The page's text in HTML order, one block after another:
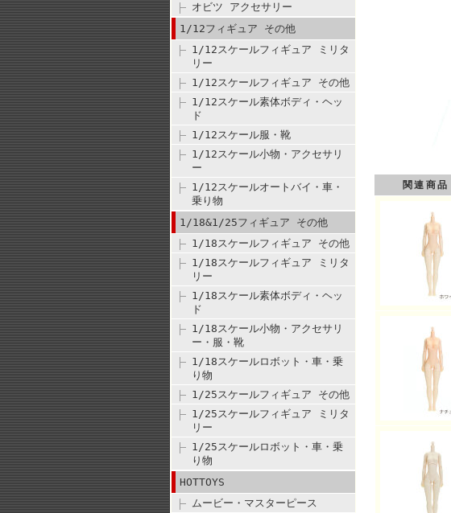
オビツ アクセサリー
1/12フィギュア その他
1/12スケールフィギュア ミリタ
リー
1/12スケールフィギュア その他
1/12スケール素体ボディ・ヘッ
ド
1/12スケール服・靴
1/12スケール小物・アクセサリ
ー
1/12スケールオートバイ・車・
乗り物
1/18&1/25フィギュア その他
1/18スケールフィギュア その他
1/18スケールフィギュア ミリタ
リー
1/18スケール素体ボディ・ヘッ
ド
1/18スケール小物・アクセサリ
ー・服・靴
1/18スケールロボット・車・乗
り物
1/25スケールフィギュア その他
1/25スケールフィギュア ミリタ
リー
1/25スケールロボット・車・乗
り物
HOTTOYS
ムービー・マスターピース
関連商品